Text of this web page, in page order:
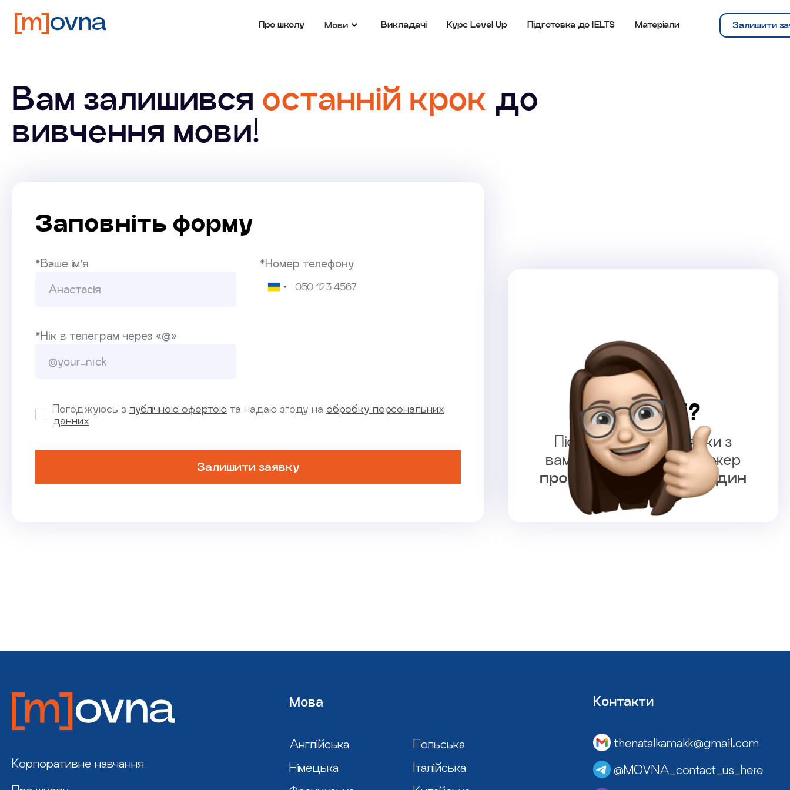
Про школу Мови Викладачі Курс Level Up Підготовка до IELTS Матеріали Залишити
Вам залишився останній крок до
вивчення мови!
Заповніть форму
*Ваше ім’я *Номер телефону
*Нік в телеграм через «@»
Погоджуюсь з публічною офертою та надаю згоду на обробку персональних
данних
Що далі?
Після залишення заявки з
вами зв’яжеться менеджер
протягом 4 робочих годин
Корпоративне навчання
Мова
Англійська
Польська
Німецька
Італійська
Контакти
thenatalkamakk@gmail.com
@MOVNA_contact_us_here